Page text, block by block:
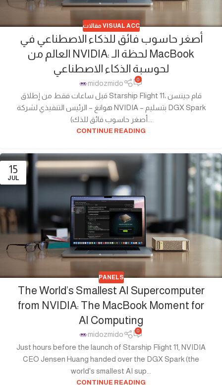
مقالات VISUAL ACC
أصغر حاسوب فائق للذكاء الاصطناعي في
العالم من NVIDIA: لحظة الـ MacBook
لحوسبة الذكاء الاصطناعي
midozmido 0
قبل ساعات فقط من إطلاق Starship Flight 11، قام جينسن
هوانغ – الرئيس التنفيذي لشركة NVIDIA – بتسليم DGX Spark
CONTINUE READING
15
JUL
PANELS
The World’s Smallest AI Supercomputer
from NVIDIA: The MacBook Moment for
AI Computing
midozmido 0
Just hours before the launch of Starship Flight 11, NVIDIA
CEO Jensen Huang handed over the DGX Spark (the
world's smallest AI sup...
CONTINUE READING